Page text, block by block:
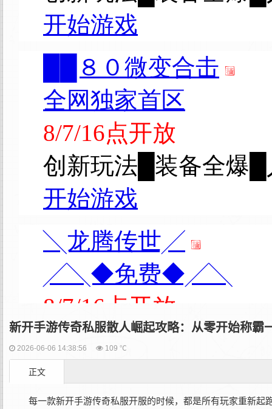
新开手游传奇私服散人崛起攻略：从零开始称霸
2026-06-06 14:38:56 109 ℃
正文
每一款新开手游传奇私服开服的时候，都是所有玩家重新